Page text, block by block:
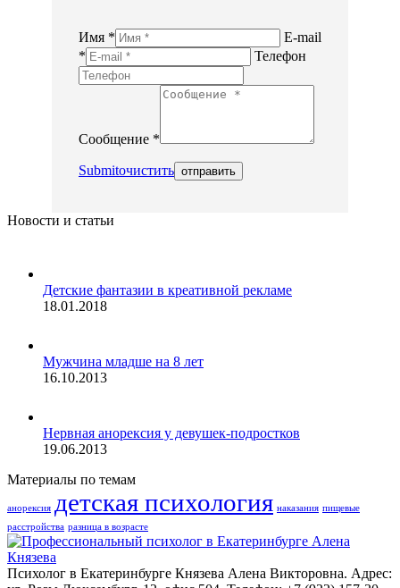
Имя *
E-mail
*
Телефон
Сообщение *
Submitочистить
Новости и статьи
Детские фантазии в креативной рекламе
18.01.2018
Мужчина младше на 8 лет
16.10.2013
Нервная анорексия у девушек-подростков
19.06.2013
Материалы по темам
анорексия детская психология наказания пищевые
расстройства разница в возрасте
Психолог в Екатеринбурге Князева Алена Викторовна. Адрес: